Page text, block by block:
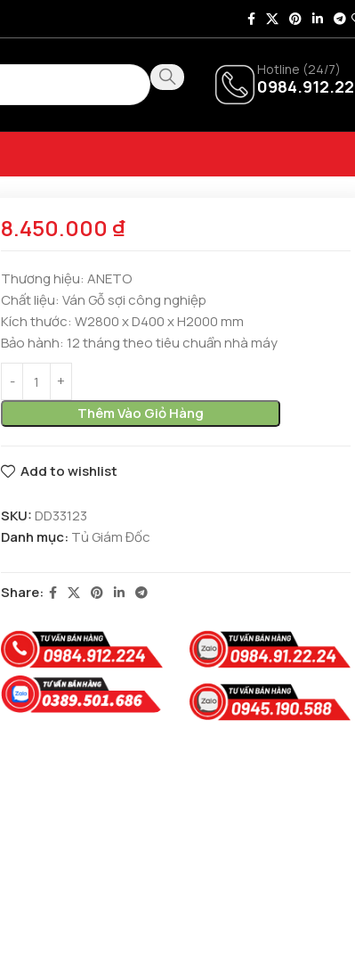
Hotline (24/7)
8.450.000 ₫
Thương hiệu: ANETO
Chất liệu: Ván Gỗ sợi công nghiệp
Kích thước: W2800 x D400 x H2000 mm
Bảo hành: 12 tháng theo tiêu chuẩn nhà máy
Thêm Vào Giỏ Hàng
Add to wishlist
SKU:DD33123
Danh mục: Tủ Giám Đốc
Share: